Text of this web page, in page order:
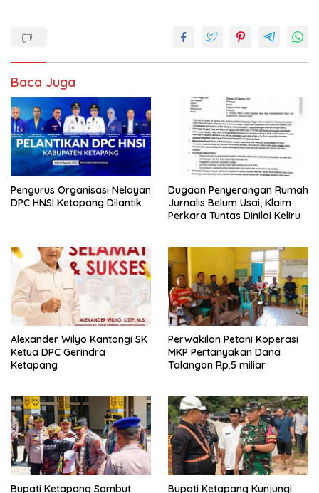
o
o
k
A
p
p
Baca Juga
Pengurus Organisasi Nelayan
DPC HNSI Ketapang Dilantik
Dugaan Penyerangan Rumah
Jurnalis Belum Usai, Klaim
Perkara Tuntas Dinilai Keliru
Alexander Wilyo Kantongi SK
Ketua DPC Gerindra
Ketapang
Perwakilan Petani Koperasi
MKP Pertanyakan Dana
Talangan Rp.5 miliar
Bupati Ketapang Sambut Bupati Ketapang Kunjungi